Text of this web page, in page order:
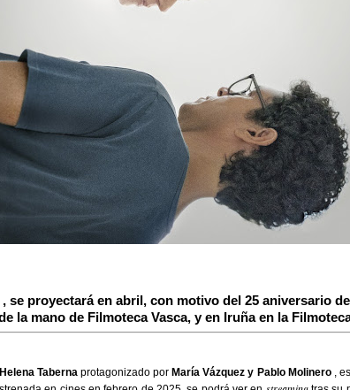
se proyectará en abril, con motivo del 25 aniversario
la mano de Filmoteca Vasca, y en Iruña en la
Helena Tabernaprotagonizado por María Vázquez y Pablo Molinero,